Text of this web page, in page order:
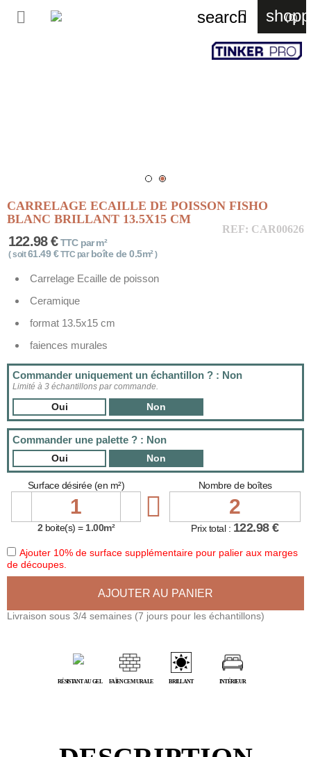
 (0)

search
CARRELAGE ECAILLE DE POISSON FISHO
BLANC BRILLANT 13.5X15 CM
REF: CAR00626
122.98 €TTC par m²
( soit61.49 €TTC par boîte de 0.5m²)
Carrelage Ecaille de poisson
Ceramique
format 13.5x15 cm
faiences murales
Commander uniquement un échantillon ? : Non
Limité à 3 échantillons par commande.
Oui Non
Commander une palette ? : Non
Oui Non
Surface désirée (en m²) Nombre de boîtes

2boite(s) = 1.00m² Prix total : 122.98 €
Ajouter 10% de surface supplémentaire pour palier aux marges
de découpes.
AJOUTER AU PANIER
Livraison sous 3/4 semaines (7 jours pour les échantillons)
RÉSISTANT AU GEL FAÏENCE MURALE BRILLANT INTÉRIEUR